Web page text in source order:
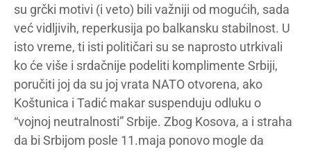
su grčki motivi (i veto) bili važniji od mogućih, sada
već vidljivih, reperkusija po balkansku stabilnost. U
isto vreme, ti isti političari su se naprosto utrkivali
ko će više i srdačnije podeliti komplimente Srbiji,
poručiti joj da su joj vrata NATO otvorena, ako
Koštunica i Tadić makar suspenduju odluku o
“vojnoj neutralnosti” Srbije. Zbog Kosova, a i straha
da bi Srbijom posle 11.maja ponovo mogle da